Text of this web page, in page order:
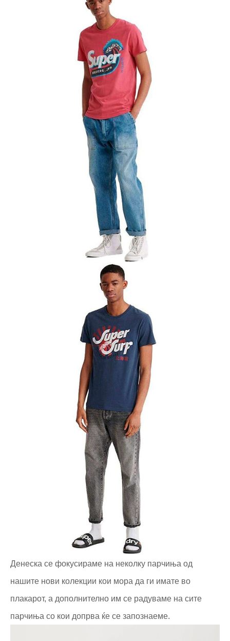
Денеска се фокусираме на неколку парчиња од
нашите нови колекции кои мора да ги имате во
плакарот, а дополнително им се радуваме на сите
парчиња со кои допрва ќе се запознаеме.